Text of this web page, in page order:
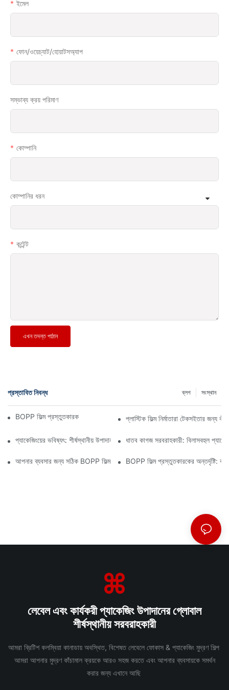
ইমেল
ফোন/ওয়েচ্যাট/হোয়াটসঅ্যাপ
সম্ভাব্য ক্রয় পরিমাণ
কোম্পানি
কোম্পানির ধরন
কন্টেন্ট
এখন তদন্ত পাঠান
প্রস্তাবিত নিবন্ধ সংস্থান
ব্লগ
BOPP ফিল্ম প্রস্তুতকারক: নমনীয় প্যাকেজিংয়ের মেরুদণ্ডপ্লাস্টিক ফিল্ম নির্মাতারা টেকসইতার জন্য
প্যাকেজিংয়ের ভবিষ্যৎ: শীর্ষস্থানীয় উপাদান প্রস্তুতকারকদের কাছ থেকে অন্তর্দৃষ্টি
ধাতব কাগজ সরবরাহকারী: বিলাসবহুল
আপনার ব্যবসার জন্য সঠিক BOPP ফিল্ম সরবরাহকারী নির্বাচন করা কেন গুরুত্বপূর্ণ
BOPP ফিল্ম প্রস্তুতকারকের অন্তর্দৃষ্টি:
লেবেল এবং কার্যকরী প্যাকেজিং উপাদানের গ্লোবাল
শীর্ষস্থানীয় সরবরাহকারী
আমরা ব্রিটিশ কলম্বিয়া কানাডায় অবস্থিত, বিশেষত লেবেলে ফোকাস & প্যাকেজিং মুদ্রণ শিল্প
আমরা আপনার মুদ্রণ কাঁচামাল ক্রয়কে আরও সহজ করতে এবং আপনার ব্যবসায়কে সমর্থন
করার জন্য এখানে আছি